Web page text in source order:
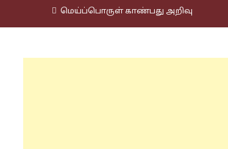
மெய்ப்பொருள் காண்பது அறிவு